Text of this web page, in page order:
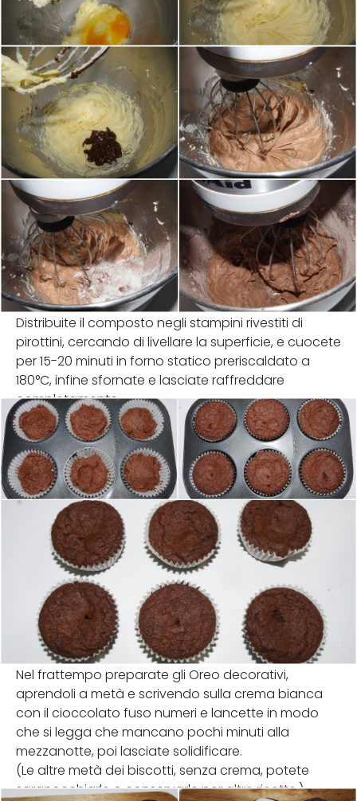
Distribuite il composto negli stampini rivestiti di
pirottini, cercando di livellare la superficie, e cuocete
per 15-20 minuti in forno statico preriscaldato a
180°C, infine sfornate e lasciate raffreddare
completamente.
Nel frattempo preparate gli Oreo decorativi,
aprendoli a metà e scrivendo sulla crema bianca
con il cioccolato fuso numeri e lancette in modo
che si legga che mancano pochi minuti alla
mezzanotte, poi lasciate solidificare.
(Le altre metà dei biscotti, senza crema, potete
sgranocchiarle o conservarle peraltre ricette.)